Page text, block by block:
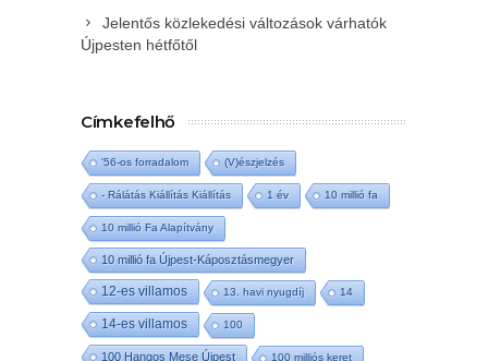
Jelentős közlekedési változások várhatók
Újpesten hétfőtől
Címkefelhő
'56-os forradalom (V)észjelzés
- Rálátás Kiállítás Kiállítás 1 év 10 millió fa
10 millió Fa Alapítvány
10 millió fa Újpest-Káposztásmegyer
12-es villamos 13. havi nyugdíj 14
14-es villamos 100
100 Hangos Mese Újpest 100 milliós keret